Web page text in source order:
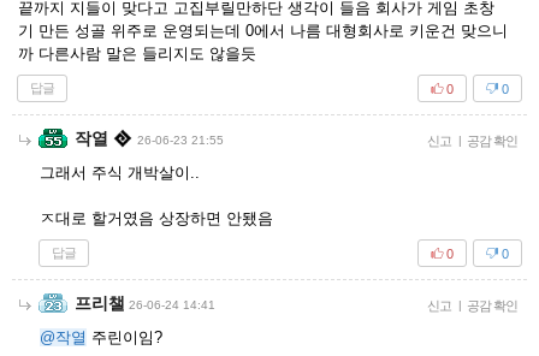
끝까지 지들이 맞다고 고집부릴만하단 생각이 들음 회사가 게임 초창
기 만든 성골 위주로 운영되는데 0에서 나름 대형회사로 키운건 맞으니
까 다른사람 말은 들리지도 않을듯
답글 0
0
작열 26-06-23 21:55 신고 | 공감 확인
그래서 주식 개박살이..
ㅈ대로 할거였음 상장하면 안됐음
답글 0
0
프리챌 26-06-24 14:41 신고 | 공감 확인
@작열 주린이임?